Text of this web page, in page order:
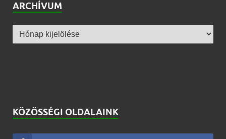
ARCHÍVUM
KÖZÖSSÉGI OLDALAINK